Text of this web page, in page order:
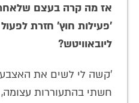
אז מה קרה בעצם
'פעילות חוץ' חזרת
ליובאוויטש?
'קשה לי לשים את האצבע
חשתי בהתעוררות